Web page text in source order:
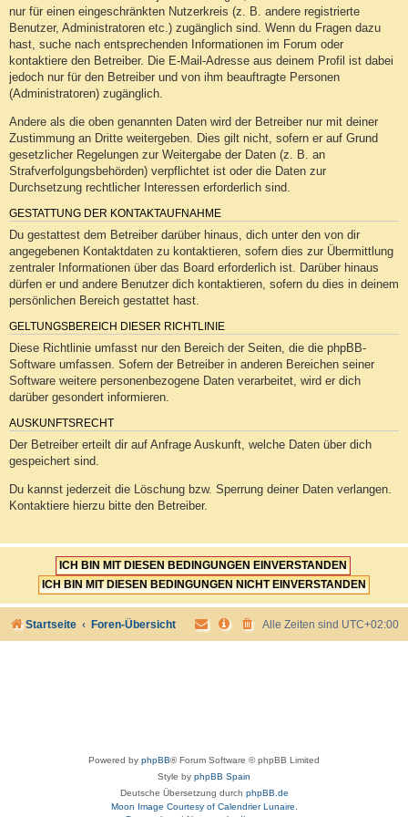
nur für einen eingeschränkten Nutzerkreis (z. B. andere registrierte
Benutzer, Administratoren etc.) zugänglich sind. Wenn du Fragen dazu
hast, suche nach entsprechenden Informationen im Forum oder
kontaktiere den Betreiber. Die E-Mail-Adresse aus deinem Profil ist dabei
jedoch nur für den Betreiber und von ihm beauftragte Personen
(Administratoren) zugänglich.
Andere als die oben genannten Daten wird der Betreiber nur mit deiner
Zustimmung an Dritte weitergeben. Dies gilt nicht, sofern er auf Grund
gesetzlicher Regelungen zur Weitergabe der Daten (z. B. an
Strafverfolgungsbehörden) verpflichtet ist oder die Daten zur
Durchsetzung rechtlicher Interessen erforderlich sind.
GESTATTUNG DER KONTAKTAUFNAHME
Du gestattest dem Betreiber darüber hinaus, dich unter den von dir
angegebenen Kontaktdaten zu kontaktieren, sofern dies zur Übermittlung
zentraler Informationen über das Board erforderlich ist. Darüber hinaus
dürfen er und andere Benutzer dich kontaktieren, sofern du dies in deinem
persönlichen Bereich gestattet hast.
GELTUNGSBEREICH DIESER RICHTLINIE
Diese Richtlinie umfasst nur den Bereich der Seiten, die die phpBB-
Software umfassen. Sofern der Betreiber in anderen Bereichen seiner
Software weitere personenbezogene Daten verarbeitet, wird er dich
darüber gesondert informieren.
AUSKUNFTSRECHT
Der Betreiber erteilt dir auf Anfrage Auskunft, welche Daten über dich
gespeichert sind.
Du kannst jederzeit die Löschung bzw. Sperrung deiner Daten verlangen.
Kontaktiere hierzu bitte den Betreiber.
Startseite Foren-Übersicht Alle Zeiten sind UTC+02:00
Powered by phpBB® Forum Software © phpBB Limited
Style by phpBB Spain
Deutsche Übersetzung durch phpBB.de
Moon Image Courtesy of Calendrier Lunaire.